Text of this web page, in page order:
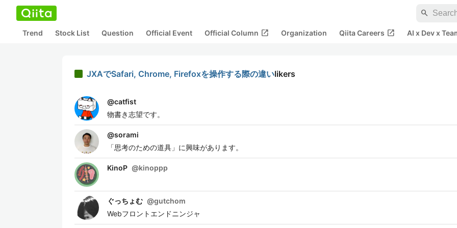
search
Trend Stock List Question Official Event Official Column open_in_new Organization Qiita Careers open_in_new AI x Dev x
JXAでSafari, Chrome, Firefoxを操作する際の違いlikers
@catfist
物書き志望です。
@sorami
「思考のための道具」に興味があります。
KinoP @kinoppp
ぐっちょむ @gutchom
Webフロントエンドニンジャ